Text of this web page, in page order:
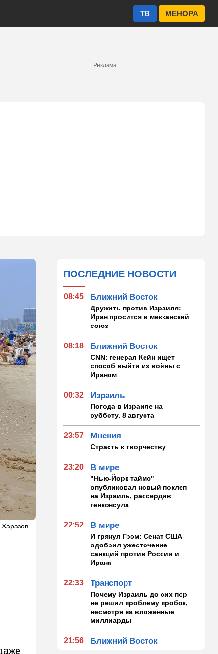
МЕНОРА
ТВ
Реклама
ПОСЛЕДНИЕ НОВОСТИ
08:45 Ближний Восток
Дружить против Израиля:
Иран просится в мекканский
союз
08:18 Ближний Восток
CNN: генерал Кейн ищет
способ выйти из войны с
Ираном
00:32 Израиль
Погода в Израиле на
субботу, 8 августа
23:57 Мнения
Страсть к творчеству
23:20 В мире
"Нью-Йорк таймс"
опубликовал новый поклеп
на Израиль, рассердив
генконсула
22:52 В мире
И грянул Грэм: Сенат США
одобрил ужесточение
санкций против России и
Ирана
22:33 Транспорт
Почему Израиль до сих пор
не решил проблему пробок,
несмотря на вложенные
миллиарды
21:56 Ближний Восток